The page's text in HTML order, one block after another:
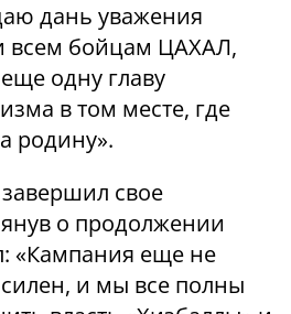
дань уважения
всем бойцам ЦАХАЛ,
одну главу
в том месте, где
родину».
свое
о продолжении
«Кампания еще не
и мы все полны